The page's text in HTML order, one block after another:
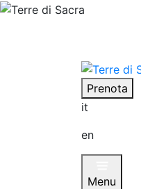
Prenota
it
en
Menu